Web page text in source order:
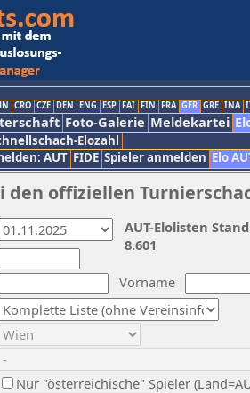
CRO CZE DEN ENG ESP FAI FIN FRA GER GRE INA
Foto-Galerie Meldekartei
Elozahl
AUT FIDE Spieler anmelden Elo
offiziellen
Vorname
Nur "österreichische" Spieler
AUT-Elolisten
8.601